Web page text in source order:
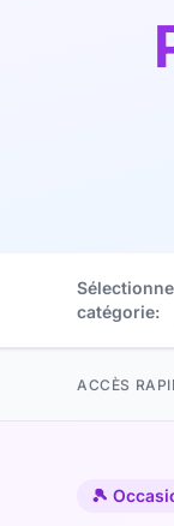
catégorie:
ACCÈS
🎾